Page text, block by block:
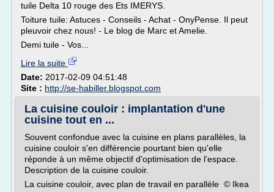
tuile Delta 10 rouge des Ets IMERYS.
Toiture tuile: Astuces - Conseils - Achat - OnyPense. Il peut
pleuvoir chez nous! - Le blog de Marc et Amelie.
Demi tuile - Vos...
Lire la suite
Date: 2017-02-09 04:51:48
Site : http://se-habiller.blogspot.com
La cuisine couloir : implantation d'une
cuisine tout en ...
Souvent confondue avec la cuisine en plans parallèles, la
cuisine couloir s'en différencie pourtant bien qu'elle
réponde à un même objectif d'optimisation de l'espace.
Description de la cuisine couloir.
La cuisine couloir, avec plan de travail en parallèle © Ikea